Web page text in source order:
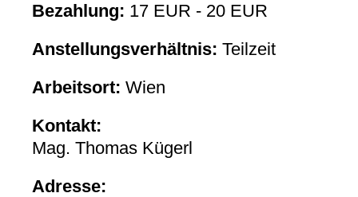
Bezahlung: 17 EUR - 20 EUR
Anstellungsverhältnis: Teilzeit
Arbeitsort: Wien
Kontakt:
Mag. Thomas Kügerl
Adresse: